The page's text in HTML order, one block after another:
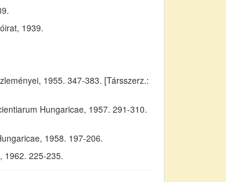
1939.
1955. 347-383. [Társszerz.:
Hungaricae, 1957. 291-310.
1958. 197-206.
1962. 225-235.